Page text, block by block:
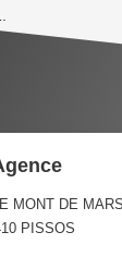
MONT DE
PISSOS